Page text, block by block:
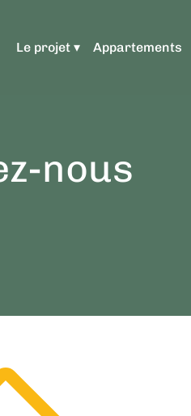
Le projet ▾ Appartements
nous